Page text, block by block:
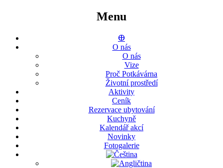
Menu
ⴲ
O nás
O nás
Vize
Proč Potkávárna
Životní prostředí
Aktivity
Ceník
Rezervace ubytování
Kuchyně
Kalendář akcí
Novinky
Fotogalerie